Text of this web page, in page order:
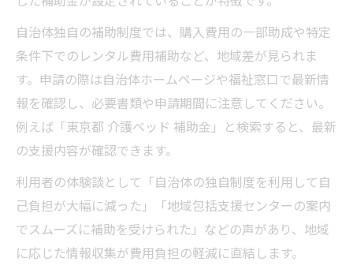
自治体独自の補助制度では、購入費用の一部助成や特定
条件下でのレンタル費用補助など、地域差が見られま
す。申請の際は自治体ホームページや福祉窓口で最新情
報を確認し、必要書類や申請期間に注意してください。
例えば「東京都 介護ベッド 補助金」と検索すると、最新
の支援内容が確認できます。
利用者の体験談として「自治体の独自制度を利用して自
己負担が大幅に減った」「地域包括支援センターの案内
でスムーズに補助を受けられた」などの声があり、地域
に応じた情報収集が費用負担の軽減に直結します。